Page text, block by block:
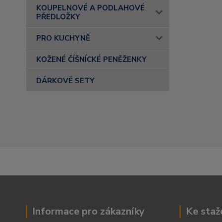
KOUPELNOVÉ A PODLAHOVÉ
PŘEDLOŽKY
PRO KUCHYNĚ
KOŽENÉ ČÍŠNÍCKÉ PENĚŽENKY
DÁRKOVÉ SETY
Informace pro zákazníky Ke